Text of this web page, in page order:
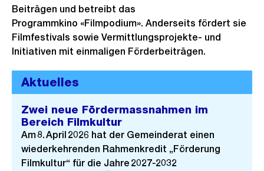
Beiträgen und betreibt das
Programmkino «Filmpodium». Anderseits fördert sie
Filmfestivals sowie Vermittlungsprojekte- und
Initiativen mit einmaligen Förderbeiträgen.
Aktuelles
Zwei neue Fördermassnahmen im
Bereich Filmkultur
Am 8. April 2026 hat der Gemeinderat einen
wiederkehrenden Rahmenkredit „Förderung
Filmkultur“ für die Jahre 2027‑2032